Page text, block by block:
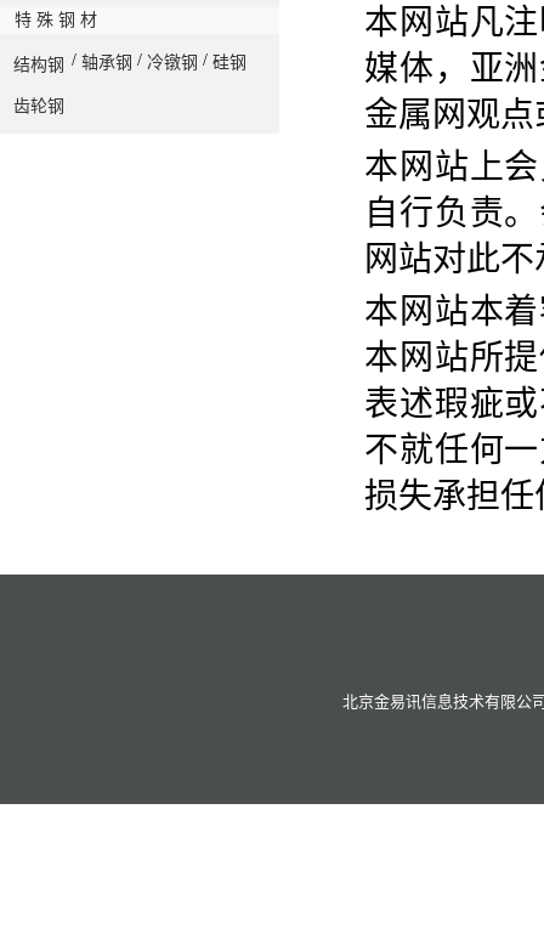
特 殊 钢 材
结构钢 / 轴承钢 / 冷镦钢 / 硅钢
齿轮钢
本网站凡
媒体，亚
金属网观
本网站上
自行负责
网站对此
本网站本
本网站所
表述瑕疵
不就任何
损失承担任
北京金易讯信息技术有限公